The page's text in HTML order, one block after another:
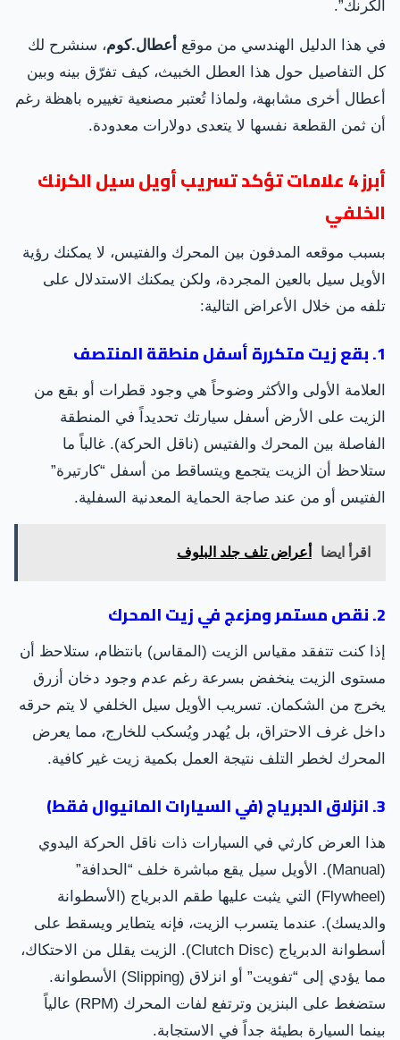
الكرنك”.
في هذا الدليل الهندسي من موقع أعطال.كوم، سنشرح لك
كل التفاصيل حول هذا العطل الخبيث، كيف تفرّق بينه وبين
أعطال أخرى مشابهة، ولماذا تُعتبر مصنعية تغييره باهظة رغم
أن ثمن القطعة نفسها لا يتعدى دولارات معدودة.
أبرز 4 علامات تؤكد تسريب أويل سيل الكرنك
الخلفي
بسبب موقعه المدفون بين المحرك والفتيس، لا يمكنك رؤية
الأويل سيل بالعين المجردة، ولكن يمكنك الاستدلال على
تلفه من خلال الأعراض التالية:
1. بقع زيت متكررة أسفل منطقة المنتصف
العلامة الأولى والأكثر وضوحاً هي وجود قطرات أو بقع من
الزيت على الأرض أسفل سيارتك تحديداً في المنطقة
الفاصلة بين المحرك والفتيس (ناقل الحركة). غالباً ما
ستلاحظ أن الزيت يتجمع ويتساقط من أسفل “كارتيرة”
الفتيس أو من عند صاجة الحماية المعدنية السفلية.
اقرأ ايضا أعراض تلف جلد البلوف
2. نقص مستمر ومزعج في زيت المحرك
إذا كنت تتفقد مقياس الزيت (المقاس) بانتظام، ستلاحظ أن
مستوى الزيت ينخفض بسرعة رغم عدم وجود دخان أزرق
يخرج من الشكمان. تسريب الأويل سيل الخلفي لا يتم حرقه
داخل غرف الاحتراق، بل يُهدر ويُسكب للخارج، مما يعرض
المحرك لخطر التلف نتيجة العمل بكمية زيت غير كافية.
3. انزلاق الدبرياج (في السيارات المانيوال فقط)
هذا العرض كارثي في السيارات ذات ناقل الحركة اليدوي
(Manual). الأويل سيل يقع مباشرة خلف “الحدافة”
(Flywheel) التي يثبت عليها طقم الدبرياج (الأسطوانة
والديسك). عندما يتسرب الزيت، فإنه يتطاير ويسقط على
أسطوانة الدبرياج (Clutch Disc). الزيت يقلل من الاحتكاك،
مما يؤدي إلى “تفويت” أو انزلاق (Slipping) الأسطوانة.
ستضغط على البنزين وترتفع لفات المحرك (RPM) عالياً
بينما السيارة بطيئة جداً في الاستجابة.